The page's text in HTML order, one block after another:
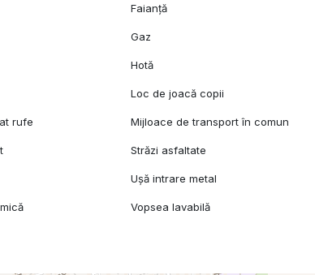
Faianță
Gaz
Hotă
Loc de joacă copii
rufe Mijloace de transport în comun
Străzi asfaltate
Ușă intrare metal
Vopsea lavabilă